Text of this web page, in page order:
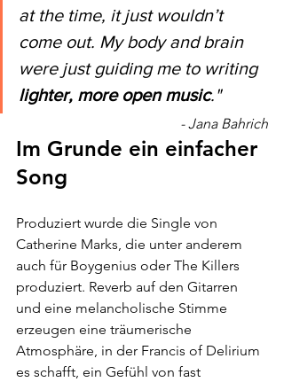
at the time, it just wouldn’t
come out. My body and brain
were just guiding me to writing
lighter, more open music."
- Jana Bahrich
Im Grunde ein einfacher
Song
Produziert wurde die Single von
Catherine Marks, die unter anderem
auch für Boygenius oder The Killers
produziert. Reverb auf den Gitarren
und eine melancholische Stimme
erzeugen eine träumerische
Atmosphäre, in der Francis of Delirium
es schafft, ein Gefühl von fast